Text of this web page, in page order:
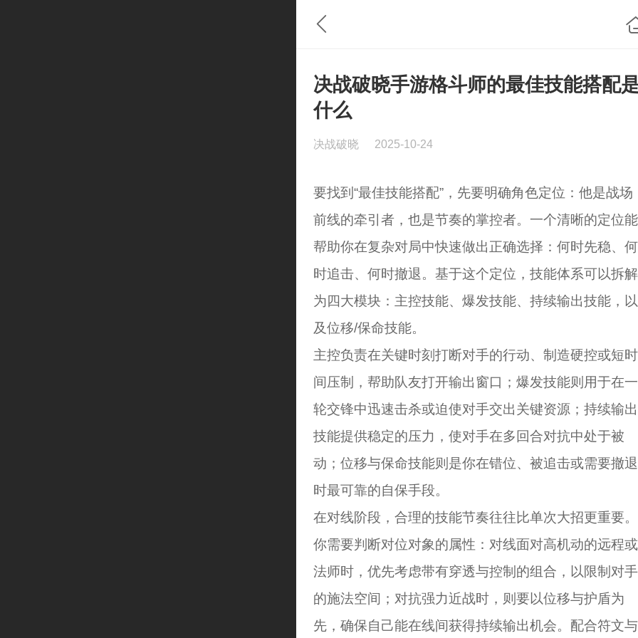
决战破晓手游格斗师的最佳技能搭配
什么
决战破晓 2025-10-24
要找到“最佳技能搭配”，先要明确角色定位：他是战场
前线的牵引者，也是节奏的掌控者。一个清晰的定位能
帮助你在复杂对局中快速做出正确选择：何时先稳、何
时追击、何时撤退。基于这个定位，技能体系可以拆解
为四大模块：主控技能、爆发技能、持续输出技能，以
及位移/保命技能。
主控负责在关键时刻打断对手的行动、制造硬控或短时
间压制，帮助队友打开输出窗口；爆发技能则用于在一
轮交锋中迅速击杀或迫使对手交出关键资源；持续输出
技能提供稳定的压力，使对手在多回合对抗中处于被
动；位移与保命技能则是你在错位、被追击或需要撤退
时最可靠的自保手段。
在对线阶段，合理的技能节奏往往比单次大招更重要。
你需要判断对位对象的属性：对线面对高机动的远程或
法师时，优先考虑带有穿透与控制的组合，以限制对手
的施法空间；对抗强力近战时，则要以位移与护盾为
先，确保自己能在线间获得持续输出机会。配合符文与